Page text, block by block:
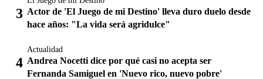
Actor de 'El Juego de mi Destino' lleva duro duelo desde
hace años: "La vida será agridulce"
Actualidad
Andrea Nocetti dice por qué casi no acepta ser
Fernanda Samiguel en 'Nuevo rico, nuevo pobre'